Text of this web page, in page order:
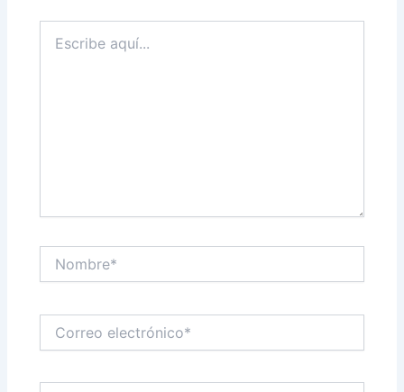
aquí...
electrónico*